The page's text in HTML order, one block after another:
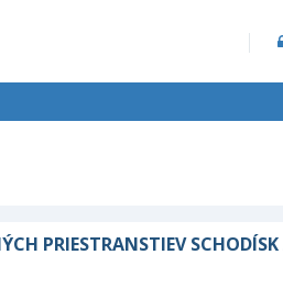
PRIESTRANSTIEV SCHODÍSK A